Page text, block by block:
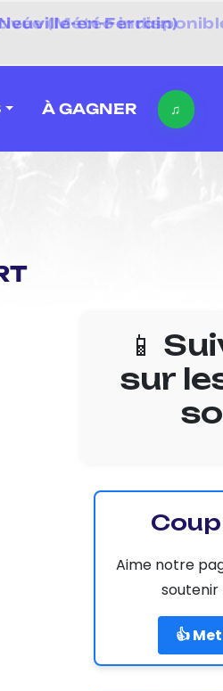
en-Ferrain)
À GAGNER ♫
📱
sur
Aime notre
soutenir
👍